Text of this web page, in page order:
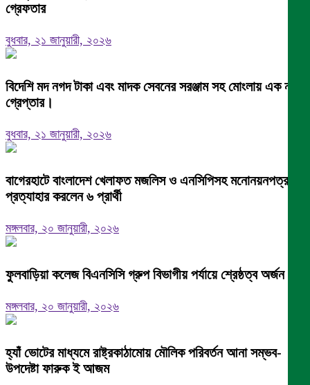
গ্রেফতার
বুধবার, ২১ জানুয়ারী, ২০২৬
বিদেশি মদ নগদ টাকা এবং মাদক সেবনের সরঞ্জাম সহ মোংলায় এক নারী
গ্রেপ্তার।
বুধবার, ২১ জানুয়ারী, ২০২৬
বাগেরহাটে বাংলাদেশ খেলাফত মজলিস ও এনসিপিসহ মনোনয়নপত্র
প্রত্যাহার করলেন ৬ প্রার্থী
মঙ্গলবার, ২০ জানুয়ারী, ২০২৬
ফুলবাড়িয়া কলেজ বিএনসিসি গ্রুপ বিভাগীয় পর্যায়ে শ্রেষ্ঠত্ব অর্জন।
মঙ্গলবার, ২০ জানুয়ারী, ২০২৬
হ্যাঁ ভোটের মাধ্যমে রাষ্ট্রকাঠামোয় মৌলিক পরিবর্তন আনা সম্ভব-
উপদেষ্টা ফারুক ই আজম